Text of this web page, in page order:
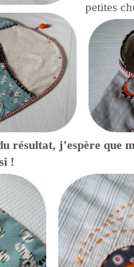
petites
résultat, j’espère que
!